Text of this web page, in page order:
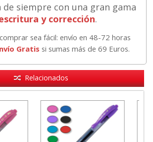
siempre con una gran gama
y corrección.
sea fácil: envío en 48-72 horas
Gratis si sumas más de 69 Euros.
Relacionados